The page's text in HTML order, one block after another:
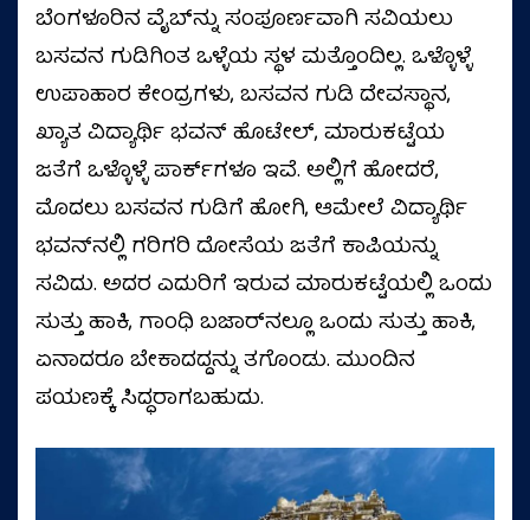
ಬೆಂಗಳೂರಿನ ವೈಬ್‌ನ್ನು ಸಂಪೂರ್ಣವಾಗಿ ಸವಿಯಲು
ಬಸವನ ಗುಡಿಗಿಂತ ಒಳ್ಳೆಯ ಸ್ಥಳ ಮತ್ತೊಂದಿಲ್ಲ. ಒಳ್ಳೊಳ್ಳೆ
ಉಪಾಹಾರ ಕೇಂದ್ರಗಳು, ಬಸವನ ಗುಡಿ ದೇವಸ್ಥಾನ,
ಖ್ಯಾತ ವಿದ್ಯಾರ್ಥಿ ಭವನ್‌ ಹೊಟೇಲ್‌, ಮಾರುಕಟ್ಟೆಯ
ಜತೆಗೆ ಒಳ್ಳೊಳ್ಳೆ ಪಾರ್ಕ್‌ಗಳೂ ಇವೆ. ಅಲ್ಲಿಗೆ ಹೋದರೆ,
ಮೊದಲು ಬಸವನ ಗುಡಿಗೆ ಹೋಗಿ, ಆಮೇಲೆ ವಿದ್ಯಾರ್ಥಿ
ಭವನ್‌ನಲ್ಲಿ ಗರಿಗರಿ ದೋಸೆಯ ಜತೆಗೆ ಕಾಪಿಯನ್ನು
ಸವಿದು. ಅದರ ಎದುರಿಗೆ ಇರುವ ಮಾರುಕಟ್ಟೆಯಲ್ಲಿ ಒಂದು
ಸುತ್ತು ಹಾಕಿ, ಗಾಂಧಿ ಬಜಾರ್‌ನಲ್ಲೂ ಒಂದು ಸುತ್ತು ಹಾಕಿ,
ಏನಾದರೂ ಬೇಕಾದದ್ದನ್ನು ತಗೊಂಡು. ಮುಂದಿನ
ಪಯಣಕ್ಕೆ ಸಿದ್ಧರಾಗಬಹುದು.